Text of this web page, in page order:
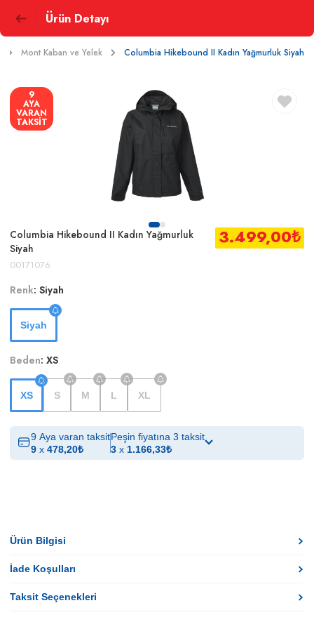
Ürün Detayı
Mont Kaban ve Yelek Columbia Hikebound II Kadın Yağmurluk Siyah
9
AYA
VARAN
TAKSİT
Columbia Hikebound II Kadın Yağmurluk
Siyah
00171076
3.499,00₺
Renk: Siyah
Siyah
Beden: XS
XS S M L XL
9 Aya varan taksit
9 x 478,20₺
Peşin fiyatına 3 taksit
3 x 1.166,33₺
Ürün Bilgisi
İade Koşulları
Taksit Seçenekleri